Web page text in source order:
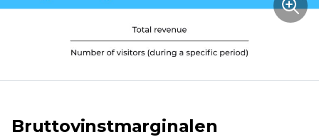
Bruttovinstmarginalen